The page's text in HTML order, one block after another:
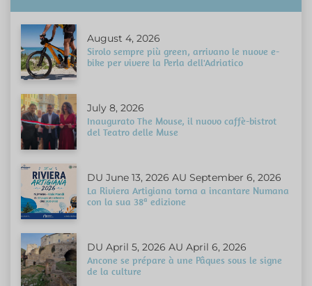
August 4, 2026
Sirolo sempre più green, arrivano le nuove e-
bike per vivere la Perla dell'Adriatico
July 8, 2026
Inaugurato The Mouse, il nuovo caffè-bistrot
del Teatro delle Muse
DU June 13, 2026 AU September 6, 2026
La Riviera Artigiana torna a incantare Numana
con la sua 38ª edizione
DU April 5, 2026 AU April 6, 2026
Ancone se prépare à une Pâques sous le signe
de la culture